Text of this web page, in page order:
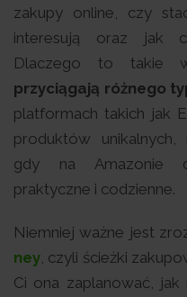
zakupy online, czy
interesują oraz jak
Dlaczego to takie
przyciągają różnego
platformach takich jak
produktów
gdy na Amazonie
praktyczne i codzienne.
Niemniej ważne jest
ney , czyli ścieżki
Ci ona zaplanować,